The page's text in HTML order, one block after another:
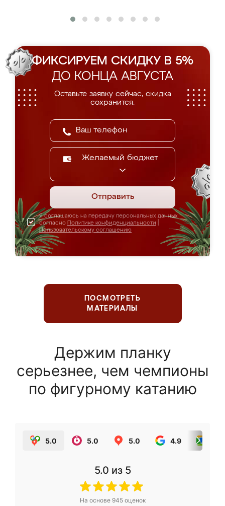
ФИКСИРУЕМ СКИДКУ В 5%
ДО КОНЦА АВГУСТА
Оставьте заявку сейчас, скидка
сохранится.
Желаемый бюджет
Отправить
Я соглашаюсь на передачу персональных данных
согласно Политике конфиденциальности
Пользовательскому соглашению
ПОСМОТРЕТЬ
МАТЕРИАЛЫ
Держим планку
серьезнее, чем чемпионы
по фигурному катанию
5.0 5.0 5.0 4.9
5.0 из 5
На основе 945оценок